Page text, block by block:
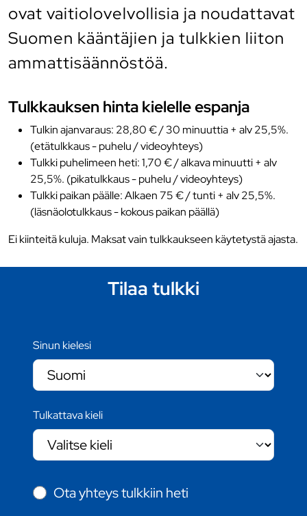
ovat vaitiolovelvollisia ja noudattavat
Suomen kääntäjien ja tulkkien liiton
ammattisäännöstöä.
Tulkkauksen hinta kielelle espanja
Tulkin ajanvaraus: 28,80 € / 30 minuuttia + alv 25,5%.
(etätulkkaus - puhelu / videoyhteys)
Tulkki puhelimeen heti: 1,70 € / alkava minuutti + alv
25,5%. (pikatulkkaus - puhelu / videoyhteys)
Tulkki paikan päälle: Alkaen 75 € / tunti + alv 25,5%.
(läsnäolotulkkaus - kokous paikan päällä)
Ei kiinteitä kuluja. Maksat vain tulkkaukseen käytetystä ajasta.
Tilaa tulkki
Sinun kielesi
Tulkattava kieli
Ota yhteys tulkkiin heti